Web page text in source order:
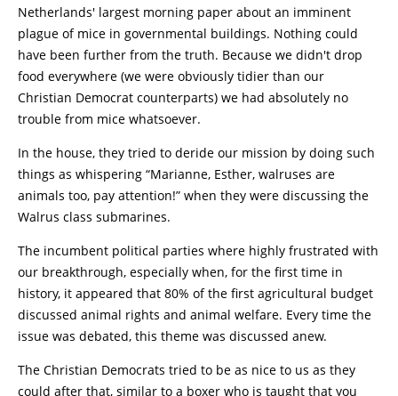
Netherlands' largest morning paper about an imminent
plague of mice in governmental buildings. Nothing could
have been further from the truth. Because we didn't drop
food everywhere (we were obviously tidier than our
Christian Democrat counterparts) we had absolutely no
trouble from mice whatsoever.
In the house, they tried to deride our mission by doing such
things as whispering “Marianne, Esther, walruses are
animals too, pay attention!” when they were discussing the
Walrus class submarines.
The incumbent political parties where highly frustrated with
our breakthrough, especially when, for the first time in
history, it appeared that 80% of the first agricultural budget
discussed animal rights and animal welfare. Every time the
issue was debated, this theme was discussed anew.
The Christian Democrats tried to be as nice to us as they
could after that, similar to a boxer who is taught that you